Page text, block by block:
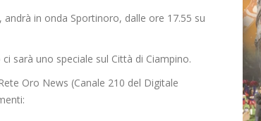
in onda Sportinoro, dalle ore 17.55 su
sarà uno speciale sul Città di Ciampino.
Oro News (Canale 210 del Digitale